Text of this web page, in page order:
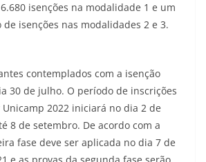
isenções na modalidade 1 e um
isenções nas modalidades 2 e 3.
contemplados com a isenção
30 de julho. O período de inscrições
2022 iniciará no dia 2 de
8 de setembro. De acordo com a
fase deve ser aplicada no dia 7 de